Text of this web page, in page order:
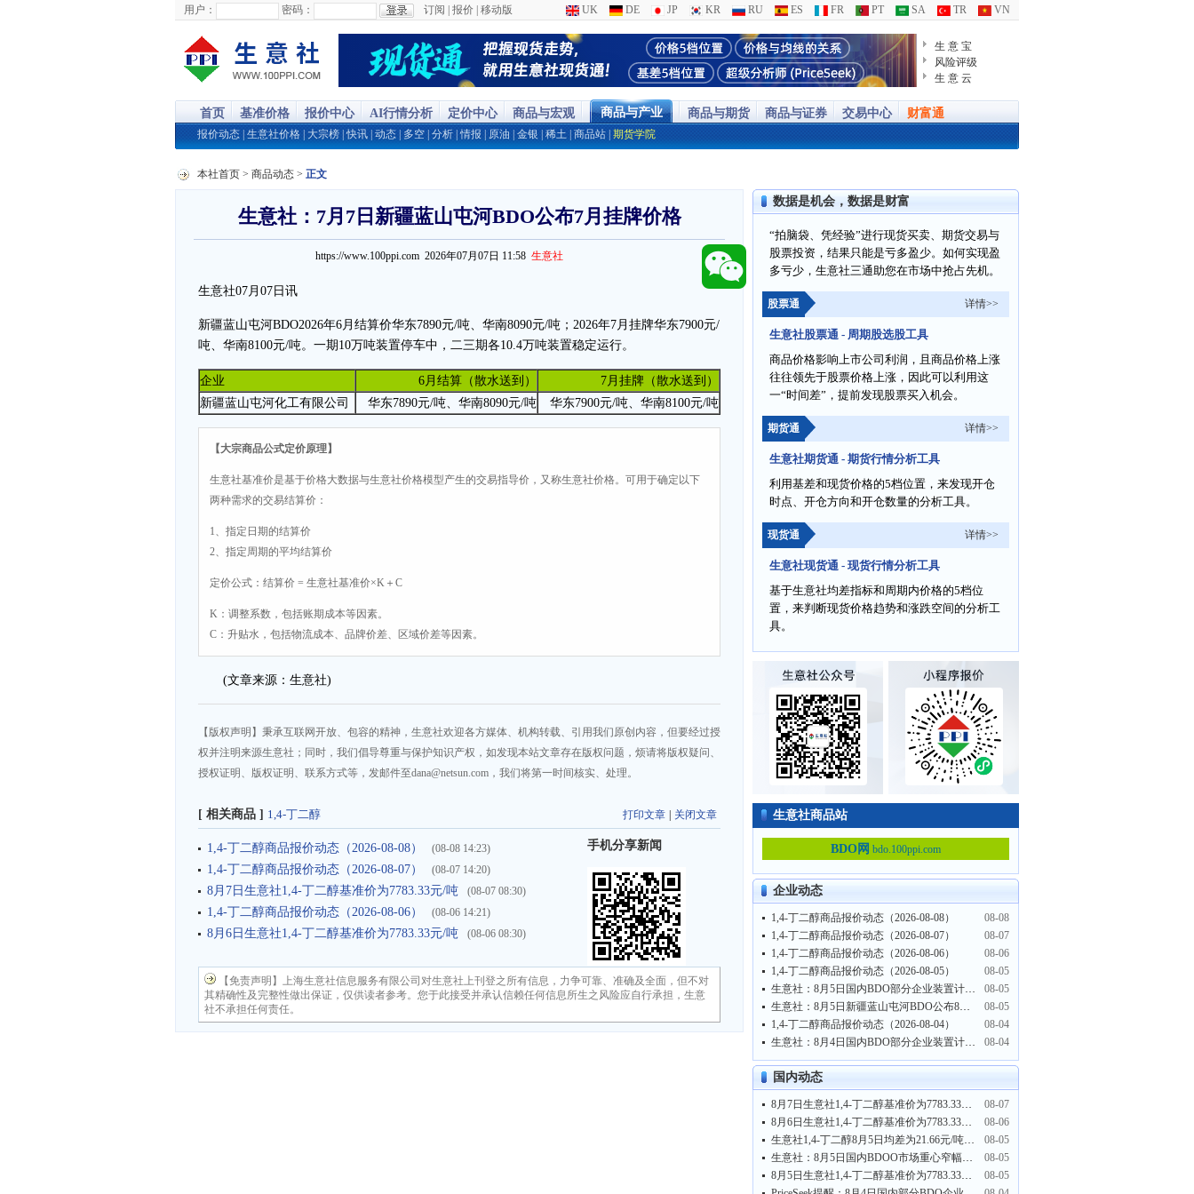
用户： 密码： 订阅 报价 移动版 UK DE JP KR RU ES FR PT SA TR VN
生 意 宝
风险评级
生 意 云
首页 基准价格 报价中心 AI行情分析 定价中心 商品与宏观 商品与产业 商品与期货 商品与证券 交易中心 财富通
报价动态 生意社价格 大宗榜 |快讯 动态 多空 分析 |情报 原油 金银 稀土 商品站 期货学院
本社首页 > 商品动态 > 正文
生意社：7月7日新疆蓝山屯河BDO公布7月挂牌价格
https://www.100ppi.com 2026年07月07日 11:58 生意社
生意社07月07日讯
新疆蓝山屯河BDO2026年6月结算价华东7890元/吨、华南8090元/吨；2026年7月挂牌华东7900元/
吨、华南8100元/吨。一期10万吨装置停车中，二三期各10.4万吨装置稳定运行。
企业 6月结算（散水送到）
7月挂牌（散水送到）
新疆蓝山屯河化工有限公司
华东7890元/吨、华南8090元/吨 华东7900元/吨、华南8100元/吨
【大宗商品公式定价原理】
生意社基准价是基于价格大数据与生意社价格模型产生的交易指导价，又称生意社价格。可用于确定以下
两种需求的交易结算价：
1、指定日期的结算价
2、指定周期的平均结算价
定价公式：结算价 = 生意社基准价×K＋C
K：调整系数，包括账期成本等因素。
C：升贴水，包括物流成本、品牌价差、区域价差等因素。
(文章来源：生意社)
【版权声明】秉承互联网开放、包容的精神，生意社欢迎各方媒体、机构转载、引用我们原创内容，但要经过授
权并注明来源生意社；同时，我们倡导尊重与保护知识产权，如发现本站文章存在版权问题，烦请将版权疑问、
授权证明、版权证明、联系方式等，发邮件至dana@netsun.com，我们将第一时间核实、处理。
打印文章 关闭文章
[ 相关商品 ] 1,4-丁二醇
1,4-丁二醇商品报价动态（2026-08-08） (08-08 14:23)
1,4-丁二醇商品报价动态（2026-08-07） (08-07 14:20)
8月7日生意社1,4-丁二醇基准价为7783.33元/吨 (08-07 08:30)
1,4-丁二醇商品报价动态（2026-08-06） (08-06 14:21)
8月6日生意社1,4-丁二醇基准价为7783.33元/吨 (08-06 08:30)
手机分享新闻
【免责声明】上海生意社信息服务有限公司对生意社上刊登之所有信息，力争可靠、准确及全面，但不对
其精确性及完整性做出保证，仅供读者参考。您于此接受并承认信赖任何信息所生之风险应自行承担，生意
社不承担任何责任。
数据是机会，数据是财富
“拍脑袋、凭经验”进行现货买卖、期货交易与
股票投资，结果只能是亏多盈少。如何实现盈
多亏少，生意社三通助您在市场中抢占先机。
股票通 详情>>
生意社股票通 - 周期股选股工具
商品价格影响上市公司利润，且商品价格上涨
往往领先于股票价格上涨，因此可以利用这
一“时间差”，提前发现股票买入机会。
期货通 详情>>
生意社期货通 - 期货行情分析工具
利用基差和现货价格的5档位置，来发现开仓
时点、开仓方向和开仓数量的分析工具。
现货通 详情>>
生意社现货通 - 现货行情分析工具
基于生意社均差指标和周期内价格的5档位
置，来判断现货价格趋势和涨跌空间的分析工
具。
生意社商品站
BDO网 bdo.100ppi.com
企业动态
1,4-丁二醇商品报价动态（2026-08-08）
08-08
1,4-丁二醇商品报价动态（2026-08-07）
08-07
1,4-丁二醇商品报价动态（2026-08-06）
08-06
1,4-丁二醇商品报价动态（2026-08-05）
08-05
生意社：8月5日国内BDO部分企业装置计划检修
08-05
生意社：8月5日新疆蓝山屯河BDO公布8月挂牌价格
08-05
1,4-丁二醇商品报价动态（2026-08-04）
08-04
生意社：8月4日国内BDO部分企业装置计划检修
08-04
国内动态
8月7日生意社1,4-丁二醇基准价为7783.33元/吨
08-07
8月6日生意社1,4-丁二醇基准价为7783.33元/吨
08-06
生意社1,4-丁二醇8月5日均差为21.66元/吨 由正向扩大转为缩小
08-05
生意社：8月5日国内BDOO市场重心窄幅波动
08-05
8月5日生意社1,4-丁二醇基准价为7783.33元/吨
08-05